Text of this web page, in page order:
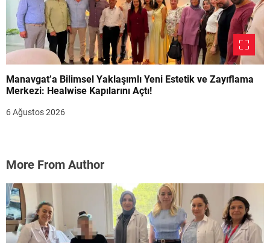
Manavgat’a Bilimsel Yaklaşımlı Yeni Estetik ve Zayıflama
Merkezi: Healwise Kapılarını Açtı!
6 Ağustos 2026
More From Author